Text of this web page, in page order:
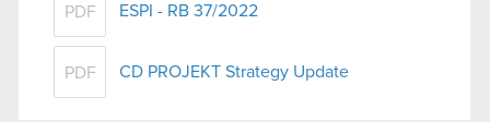
PDF ESPI - RB 37/2022
PDF CD PROJEKT Strategy Update